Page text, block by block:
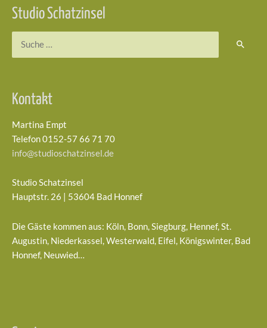
Studio Schatzinsel
Kontakt
Martina Empt
Telefon 0152-57 66 71 70
info@studioschatzinsel.de
Studio Schatzinsel
Hauptstr. 26 | 53604 Bad Honnef
Die Gäste kommen aus: Köln, Bonn, Siegburg, Hennef, St.
Augustin, Niederkassel, Westerwald, Eifel, Königswinter, Bad
Honnef, Neuwied…